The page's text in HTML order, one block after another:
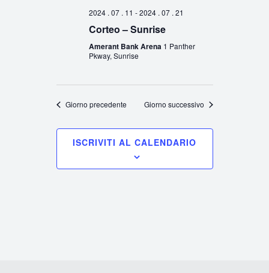
2024 . 07 . 11 -2024 . 07 . 21
Corteo – Sunrise
Amerant Bank Arena 1 Panther
Pkway, Sunrise
Giorno precedente Giorno successivo
ISCRIVITI AL CALENDARIO